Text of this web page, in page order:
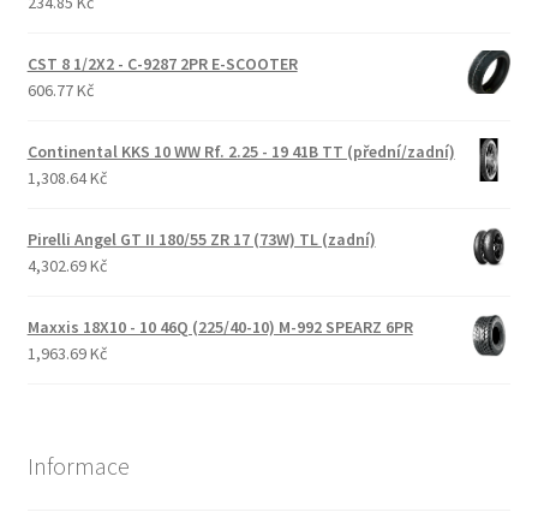
CST 8 1/2X2 - C-9287 2PR E-SCOOTER
606.77 Kč
Continental KKS 10 WW Rf. 2.25 - 19 41B TT (přední/zadní)
1,308.64 Kč
Pirelli Angel GT II 180/55 ZR 17 (73W) TL (zadní)
4,302.69 Kč
Maxxis 18X10 - 10 46Q (225/40-10) M-992 SPEARZ 6PR
1,963.69 Kč
Informace